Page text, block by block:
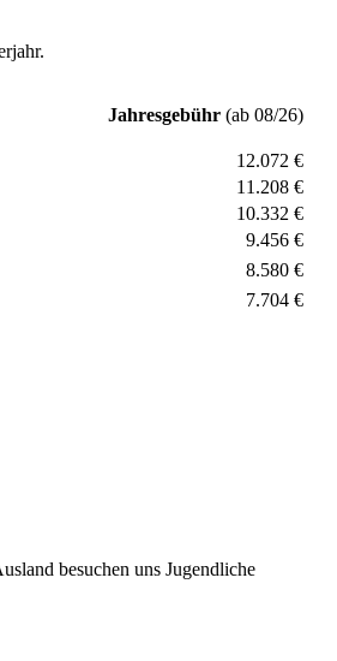
Jahresgebühr (ab 08/26)
12.072 €
11.208 €
10.332 €
9.456 €
8.580 €
7.704 €
besuchen uns Jugendliche